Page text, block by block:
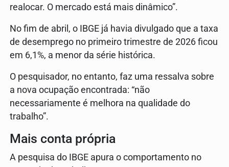
realocar. O mercado está mais dinâmico”.
No fim de abril, o IBGE já havia divulgado que a taxa
de desemprego no primeiro trimestre de 2026 ficou
em 6,1%, a menor da série histórica.
O pesquisador, no entanto, faz uma ressalva sobre
a nova ocupação encontrada: “não
necessariamente é melhora na qualidade do
trabalho”.
Mais conta própria
A pesquisa do IBGE apura o comportamento no